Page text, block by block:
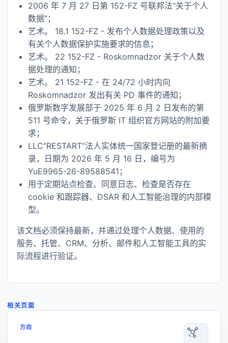
2006 年 7 月 27 日第 152-FZ 号联邦法“关于个人
数据”；
艺术。 18.1 152-FZ - 发布个人数据处理政策以及
有关个人数据保护实施要求的信息；
艺术。 22 152-FZ - Roskomnadzor 关于个人数
据处理的通知；
艺术。 21 152-FZ - 在 24/72 小时内向
Roskomnadzor 发出有关 PD 事件的通知；
俄罗斯数字发展部于 2025 年 6 月 2 日发布的第
511 号命令，关于俄罗斯 IT 组织官方网站的附加要
求；
LLC“RESTART”法人实体统一国家登记册的最新摘
录，日期为 2026 年 5 月 16 日，编号为
YuE9965-26-89588541；
用于定期站点检查、同意日志、检查是否存在
cookie 和跟踪器、DSAR 和人工智能治理的内部模
型。
该文档必须保持最新，并通过处理个人数据、使用的
服务、托管、CRM、分析、邮件和人工智能工具的实
际流程进行验证。
相关页面
方向